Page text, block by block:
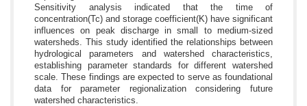
Sensitivity analysis indicated that the time of
concentration(Tc) and storage coefficient(K) have significant
influences on peak discharge in small to medium-sized
watersheds. This study identified the relationships between
hydrological parameters and watershed characteristics,
establishing parameter standards for different watershed
scale. These findings are expected to serve as foundational
data for parameter regionalization considering future
watershed characteristics.